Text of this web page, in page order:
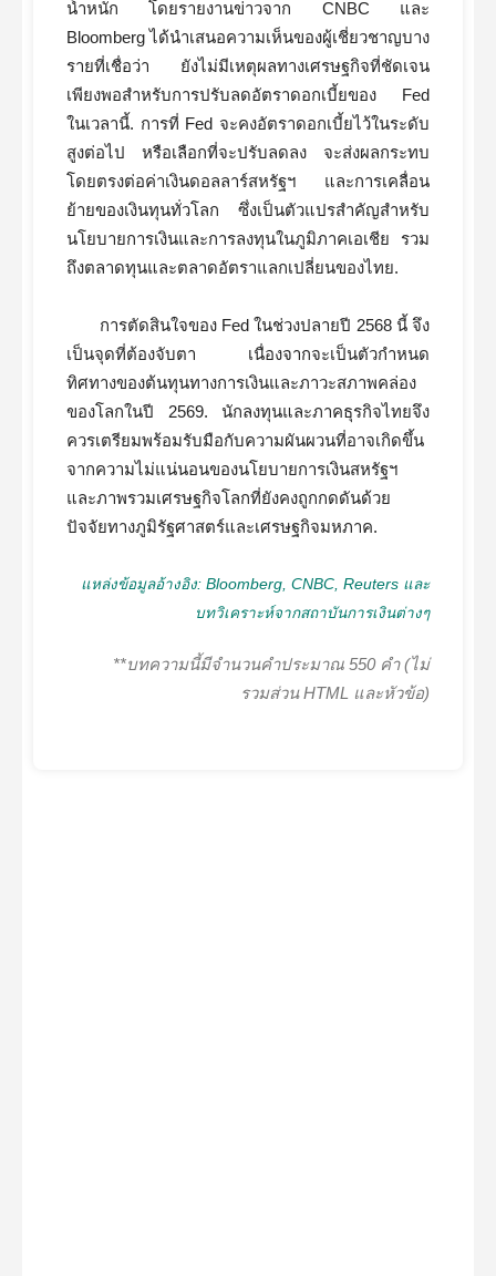
น้ำหนัก โดยรายงานข่าวจาก CNBC และ
Bloomberg ได้นำเสนอความเห็นของผู้เชี่ยวชาญบาง
รายที่เชื่อว่า ยังไม่มีเหตุผลทางเศรษฐกิจที่ชัดเจน
เพียงพอสำหรับการปรับลดอัตราดอกเบี้ยของ Fed
ในเวลานี้. การที่ Fed จะคงอัตราดอกเบี้ยไว้ในระดับ
สูงต่อไป หรือเลือกที่จะปรับลดลง จะส่งผลกระทบ
โดยตรงต่อค่าเงินดอลลาร์สหรัฐฯ และการเคลื่อน
ย้ายของเงินทุนทั่วโลก ซึ่งเป็นตัวแปรสำคัญสำหรับ
นโยบายการเงินและการลงทุนในภูมิภาคเอเชีย รวม
ถึงตลาดทุนและตลาดอัตราแลกเปลี่ยนของไทย.
การตัดสินใจของ Fed ในช่วงปลายปี 2568 นี้ จึง
เป็นจุดที่ต้องจับตา เนื่องจากจะเป็นตัวกำหนด
ทิศทางของต้นทุนทางการเงินและภาวะสภาพคล่อง
ของโลกในปี 2569. นักลงทุนและภาคธุรกิจไทยจึง
ควรเตรียมพร้อมรับมือกับความผันผวนที่อาจเกิดขึ้น
จากความไม่แน่นอนของนโยบายการเงินสหรัฐฯ
และภาพรวมเศรษฐกิจโลกที่ยังคงถูกกดดันด้วย
ปัจจัยทางภูมิรัฐศาสตร์และเศรษฐกิจมหภาค.
แหล่งข้อมูลอ้างอิง: Bloomberg, CNBC, Reuters และ
บทวิเคราะห์จากสถาบันการเงินต่างๆ
**บทความนี้มีจำนวนคำประมาณ 550 คำ (ไม่
รวมส่วน HTML และหัวข้อ)